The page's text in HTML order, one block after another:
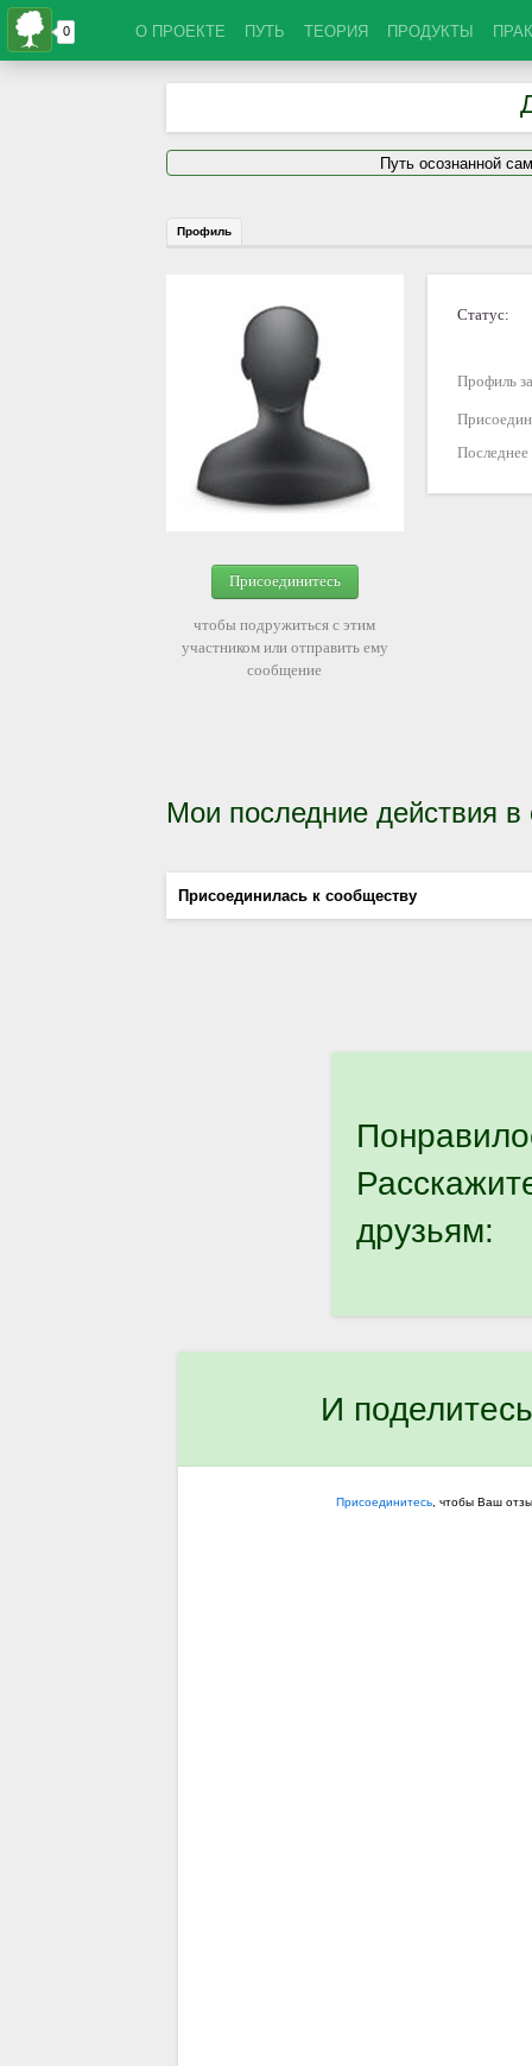
О ПРОЕКТЕ ПУТЬ ТЕОРИЯ ПРОДУКТЫ
Путь осознанной
Профиль
Присоединитесь
чтобы подружиться с этим
участником или отправить ему
сообщение
Статус:
Профиль
Мои последние действия
Присоединилась к сообществу
друзьям:
И
Присоединитесь , чтобы Ваш